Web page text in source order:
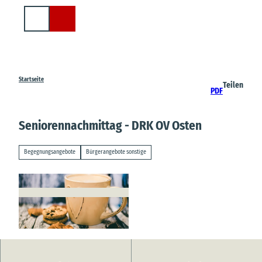
Startseite
PDF
Teilen
Seniorennachmittag - DRK OV Osten
Begegnungsangebote Bürgerangebote sonstige